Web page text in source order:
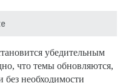
убедительным
что темы обновляются,
без необходимости